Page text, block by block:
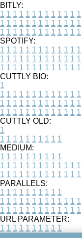
BITLY:
1 1 1 1 1 1 1 1 1 1 1 1 1
1 1 1 1 1 1 1 1 1 1 1 1 1
1 1 1 1 1 1 1 1 1 1 1 1 1
SPOTIFY:
1 1 1 1 1 1 1 1 1 1 1 1 1
1 1 1 1 1 1 1 1 1 1 1 1 1
1 1 1 1 1 1 1 1 1 1 1 1 1
CUTTLY BIO:
1
1 1 1 1 1 1 1 1 1 1 1 1 1
1 1 1 1 1 1 1 1 1 1 1 1 1
1 1 1 1 1 1 1 1 1 1 1 1 1
CUTTLY OLD:
1
1 1 1 1 1 1 1 1 1 1
MEDIUM:
1 1 1 1 1 1 1 1 1 1
1 1 1 1 1 1 1 1 1 1 1 1 1
1 1 1 1 1 1 1 1 1 1 1 1 1
PARALLELS:
1 1 1 1 1 1 1 1 1 1
1 1 1 1 1 1 1 1 1 1 1 1 1
1 1 1 1 1 1 1 1 1 1 1 1 1
URL PARAMETER:
1 1 1 1 1 1 1 1 1 1